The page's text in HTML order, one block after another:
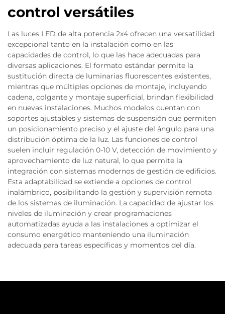
control versátiles
Las luces LED de alta potencia 2x4 ofrecen una versatilidad
excepcional tanto en la instalación como en las
capacidades de control, lo que las hace adecuadas para
diversas aplicaciones. El formato estándar permite la
sustitución directa de luminarias fluorescentes existentes,
mientras que múltiples opciones de montaje, incluyendo
cadena, colgante y montaje superficial, brindan flexibilidad
en nuevas instalaciones. Muchos modelos cuentan con
soportes ajustables y sistemas de suspensión que permiten
un posicionamiento preciso y el ajuste del ángulo para una
distribución óptima de la luz. Las funciones de control
suelen incluir regulación 0-10 V, detección de movimiento y
aprovechamiento de luz natural, lo que permite la
integración con sistemas modernos de gestión de edificios.
Esta adaptabilidad se extiende a opciones de control
inalámbrico, posibilitando la gestión y supervisión remota
de los sistemas de iluminación. La capacidad de ajustar los
niveles de iluminación y crear programaciones
automatizadas ayuda a las instalaciones a optimizar el
consumo energético manteniendo una iluminación
adecuada para tareas específicas y momentos del día.